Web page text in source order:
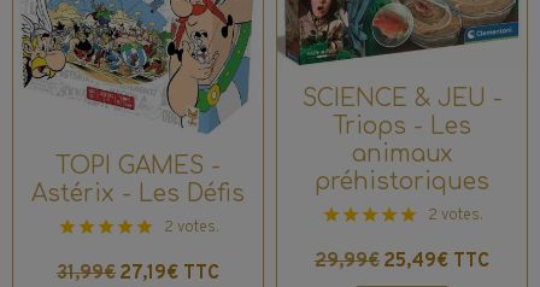
TOPI GAMES -
Astérix - Les Défis
2 votes.
31,99€ 27,19€ TTC
SCIENCE & JEU -
Triops - Les
animaux
préhistoriques
2 votes.
29,99€ 25,49€ TTC